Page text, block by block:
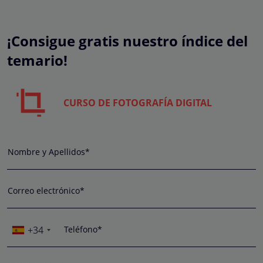
¡Consigue gratis nuestro índice del
temario!
CURSO DE FOTOGRAFÍA DIGITAL
Nombre y Apellidos*
Correo electrónico*
+34 Teléfono*